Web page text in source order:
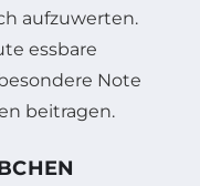
aufzuwerten.
essbare
Note
beitragen.